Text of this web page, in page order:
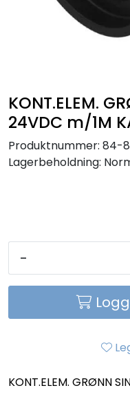
KONT.ELEM.
24VDC m/1M
Produktnummer: 84-
Lagerbeholdning:
-
KONT.ELEM. GRØNN